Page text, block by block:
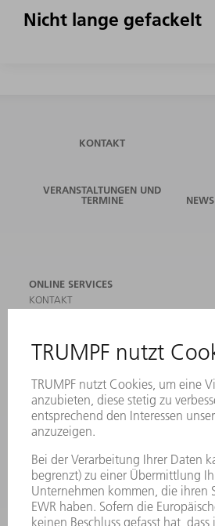
Nicht lange gefackelt
KONTAKT
VERANSTALTUNGEN UND
TERMINE
ONLINE SERVICES
KONTAKT
VERANSTALTUNGEN UND TERMINE
NEWSLETTER-ANMELDUNG
MYTRUMPF
SICHERHEITSDATENBLÄTTER
PRODUKTE
MASCHINEN & SYSTEME
LEISTUNGSELEKTRONIK
ELEKTROWERKZEUGE
SMART FACTORY
SOFTWARE
SERVICES